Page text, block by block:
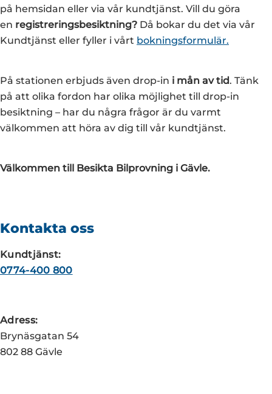
på hemsidan eller via vår kundtjänst. Vill du göra
en registreringsbesiktning? Då bokar du det via vår
Kundtjänst eller fyller i vårt bokningsformulär.
På stationen erbjuds även drop-in i mån av tid. Tänk
på att olika fordon har olika möjlighet till drop-in
besiktning – har du några frågor är du varmt
välkommen att höra av dig till vår kundtjänst.
Välkommen till Besikta Bilprovning i Gävle.
Kontakta oss
Kundtjänst:
0774-400 800
Adress:
Brynäsgatan 54
802 88 Gävle